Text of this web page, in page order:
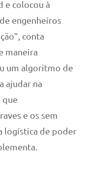
e colocou à
engenheiros
conta
maneira
um algoritmo de
ajudar na
que
e os sem
logística de poder